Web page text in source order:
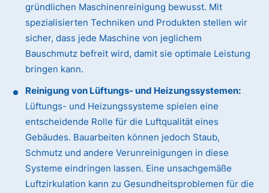
gründlichen Maschinenreinigung bewusst. Mit
spezialisierten Techniken und Produkten stellen wir
sicher, dass jede Maschine von jeglichem
Bauschmutz befreit wird, damit sie optimale Leistung
bringen kann.
Reinigung von Lüftungs- und Heizungssystemen:
Lüftungs- und Heizungssysteme spielen eine
entscheidende Rolle für die Luftqualität eines
Gebäudes. Bauarbeiten können jedoch Staub,
Schmutz und andere Verunreinigungen in diese
Systeme eindringen lassen. Eine unsachgemäße
Luftzirkulation kann zu Gesundheitsproblemen für die